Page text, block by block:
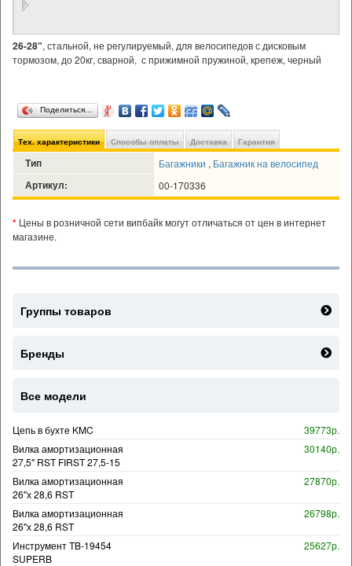
26-28", стальной, не регулируемый, для велосипедов с дисковым
тормозом, до 20кг, сварной, с прижимной пружиной, крепеж, черный
Поделиться…
Тех. характеристики Способы оплаты Доставка Гарантия
Тип Багажники , Багажник на велосипед
Артикул: 00-170336
* Цены в розничной сети випбайк могут отличаться от цен в интернет
магазине.
Группы товаров
Бренды
Все модели
Цепь в бухте KMC
39773р.
Вилка амортизационная
27,5" RST FIRST 27,5-15
30140р.
Вилка амортизационная
26"х 28,6 RST
27870р.
Вилка амортизационная
26"х 28,6 RST
26798р.
Инструмент TB-19454
SUPERB
25627р.